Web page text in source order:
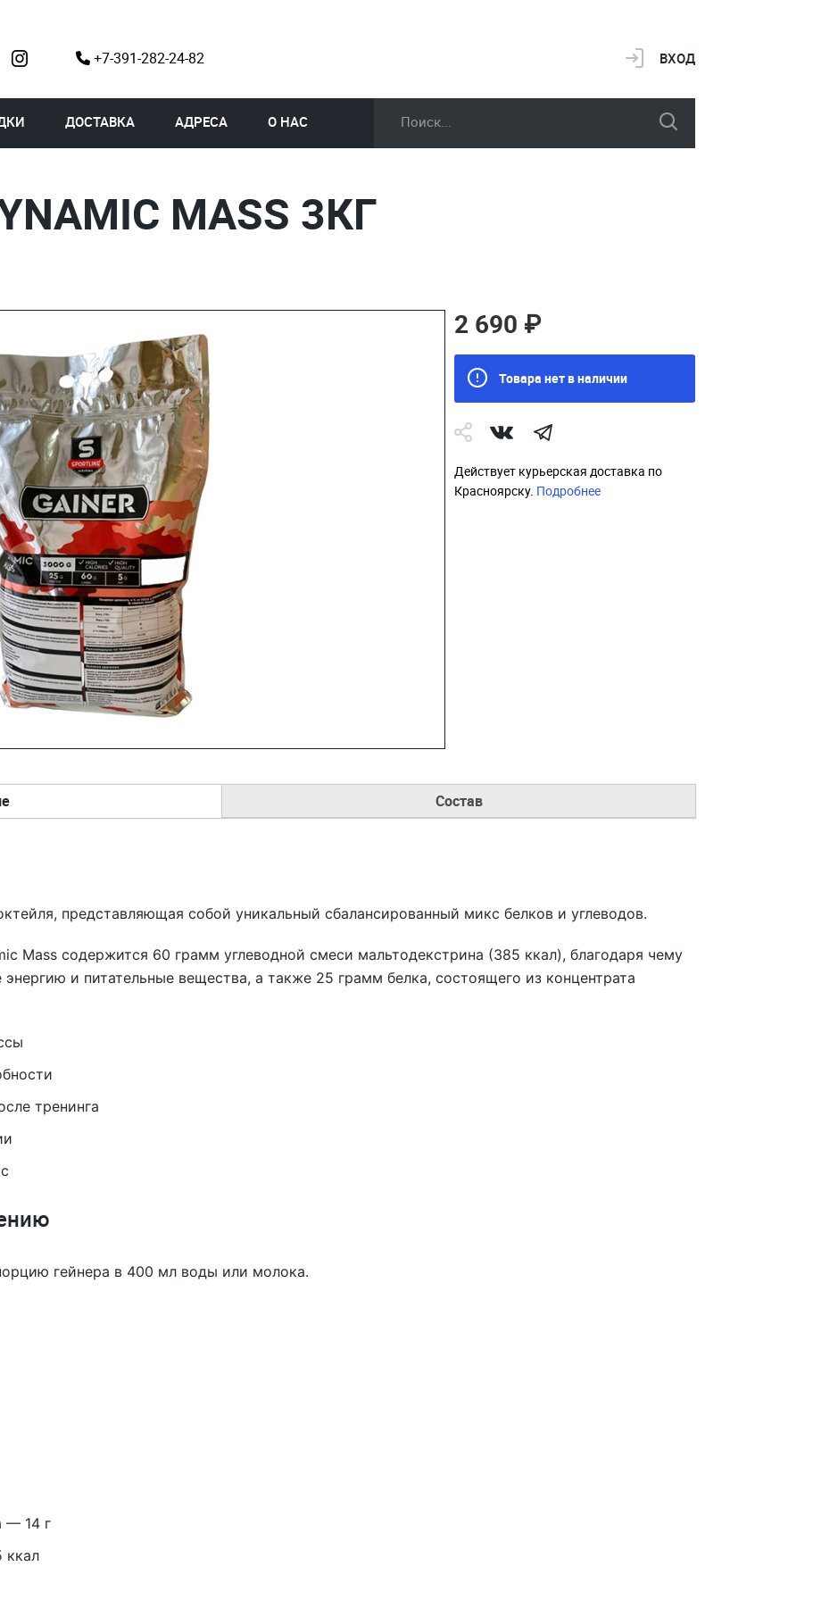
+7-391-282-24-82 ВХОД
ДОСТАВКА АДРЕСА О НАС
MASS 3КГ
2 690 ₽
Товара нет в наличии
Действует курьерская доставка по
Красноярску. Подробнее
Состав
представляющая собой уникальный сбалансированный микс белков и углеводов.
Mass содержится 60 грамм углеводной смеси мальтодекстрина (385 ккал), благодаря чему
и питательные вещества, а также 25 грамм белка, состоящего из концентрата
тренинга
гейнера в 400 мл воды или молока.
— 14 г
ккал